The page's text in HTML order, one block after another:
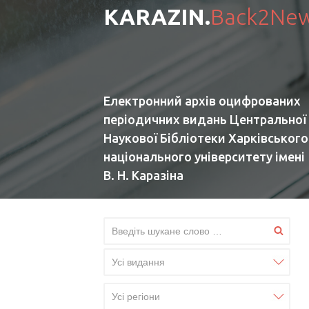
KARAZIN.
Електронний архів оцифрованих
періодичних видань Центральної
Наукової Бібліотеки Харківського
національного університету імені
В. Н. Каразіна